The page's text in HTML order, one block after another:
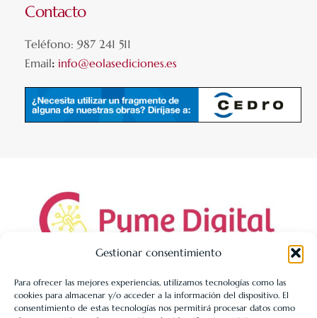
Gestionar consentimiento
Para ofrecer las mejores experiencias, utilizamos tecnologías como las
cookies para almacenar y/o acceder a la información del dispositivo. El
consentimiento de estas tecnologías nos permitirá procesar datos como
Contacto
Teléfono: 987 241 511
Email: info@eolasediciones.es
LIBRERÍA UNIVERSITARIA LEÓN 1980 SLL ha sido beneficiaria